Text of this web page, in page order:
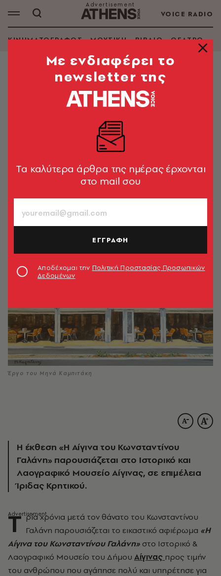
VOICE RADIO
ΚΙΝΗΜΑΤΟΓΡΑΦΟΣ ΜΟΥΣΙΚΗ ΒΙΒΛΙΟ ΘΕΑΤΡΟ -
«H Αίγινα του Κωνσταντίνου
Γαλάνη» στο Ιστορικό &
Λαογραφικό Μουσείο του Δήμου
Μια συλλογική έκθεση για το μοναδικό τοπίο και την
άυλη αύρα του νησιού και φόρος τιμής στην
A.V. Team
Έργο του Μηνά Καμπιτάκη
Η έκθεση «H Αίγινα του Κωνσταντίνου
Γαλάνη» παρουσιάζεται στο Ιστορικό και
Λαογραφικό Μουσείο Αίγινας, σε επιμέλεια
Ίριδας Κρητικού.
Τ ρία χρόνια μετά τον θάνατο του Κωνσταντίνου
Γαλάνη παρουσιάζεται το εικαστικό αφιέρωμα «H
Αίγινα του Κωνσταντίνου Γαλάνη» στο Ιστορικό &
Λαογραφικό Μουσείο του Δήμου Αίγινας προς τιμήν
του ανθρώπου που αγάπησε πολύ και υπηρέτησε για
Mε ενδιαφέρει το
newsletter της
Tα καλύτερα άρθρα της ημέρας έρχονται
στο mail σου
ΕΓΓΡΑΦΗ
Αποδέχομαι την Πολιτική Προστασίας Προσωπικών
Δεδομένων